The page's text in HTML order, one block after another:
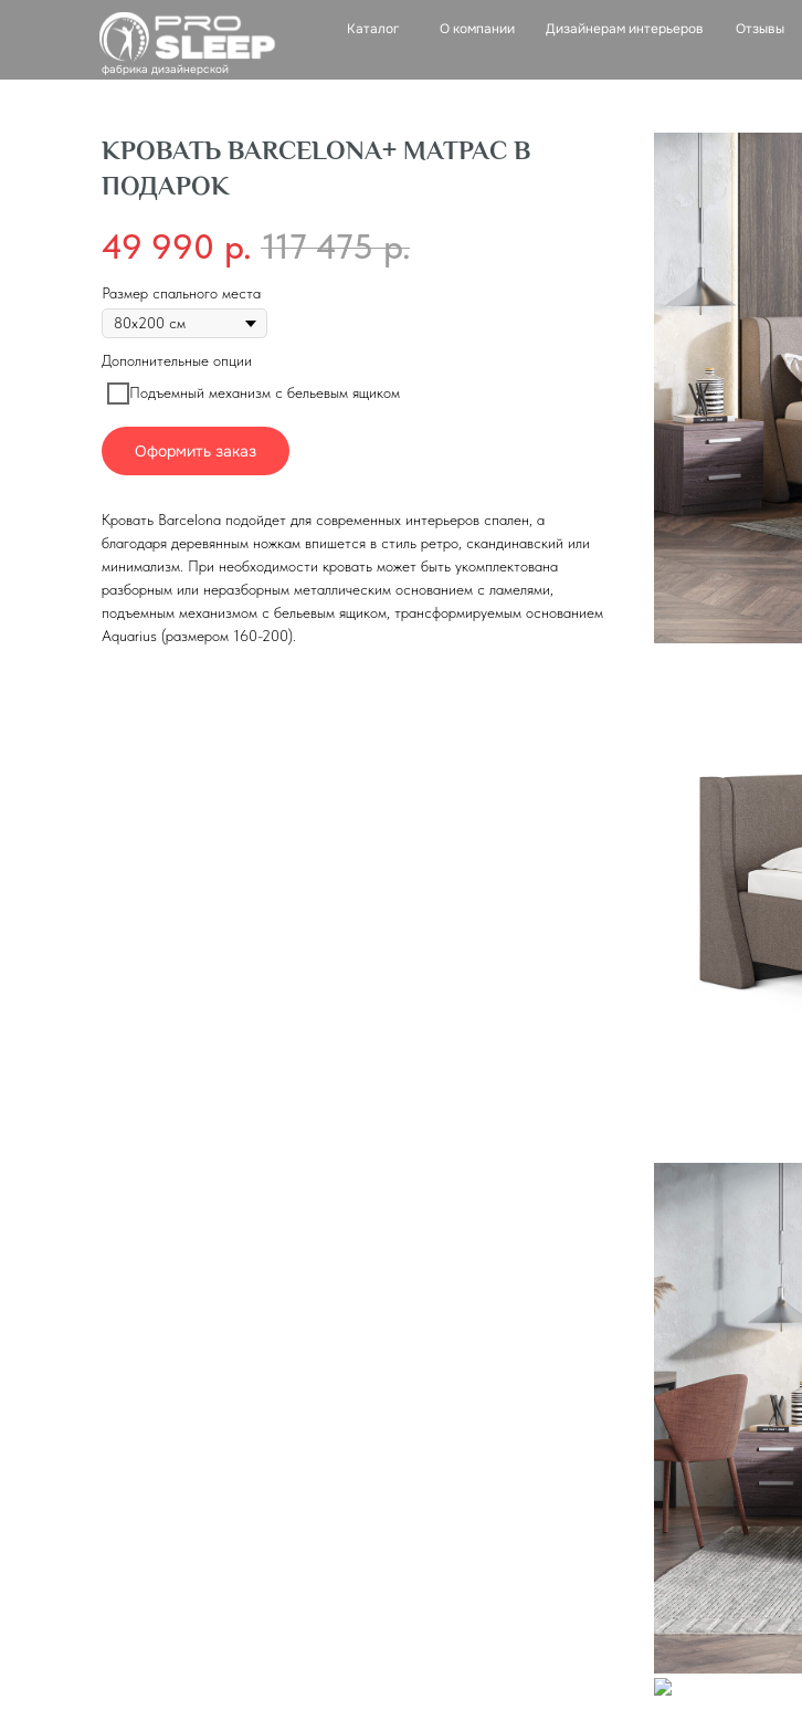
фабрика дизайнерской
мебели
Каталог О компании Дизайнерам интерьеров Отзывы
КРОВАТЬ BARCELONA+ МАТРАС В
ПОДАРОК
49 990 р. 117 475 р.
Размер спального места
Дополнительные опции
Подъемный механизм с бельевым ящиком
Оформить заказ
Кровать Barcelona подойдет для современных интерьеров спален, а
благодаря деревянным ножкам впишется в стиль ретро, скандинавский или
минимализм. При необходимости кровать может быть укомплектована
разборным или неразборным металлическим основанием с ламелями,
подъемным механизмом с бельевым ящиком, трансформируемым основанием
Aquarius (размером 160-200).